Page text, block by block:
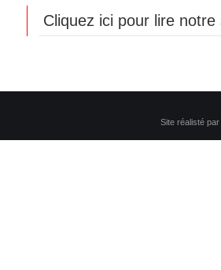
Cliquez ici pour lire notre
Site réalisté